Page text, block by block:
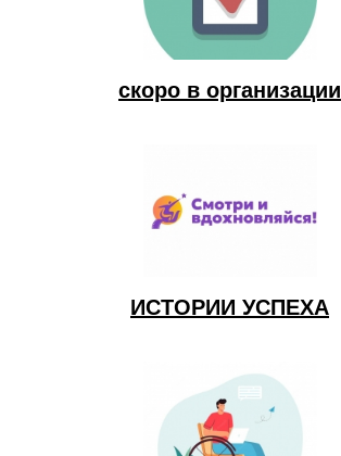
скоро в организации
ИСТОРИИ УСПЕХА